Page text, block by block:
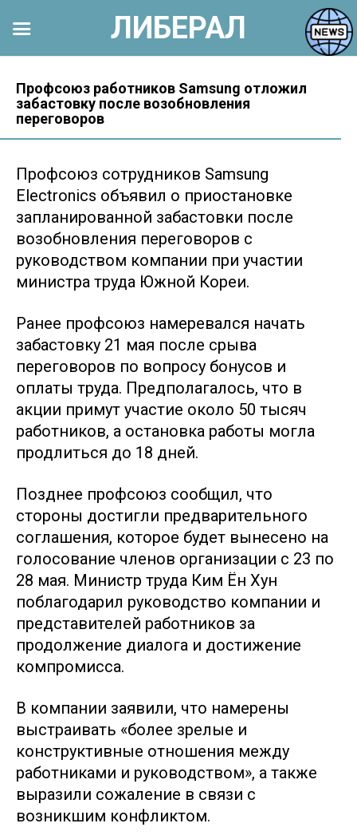
контенту
Профсоюз работников Samsung отложил
забастовку после возобновления
переговоров
Профсоюз сотрудников Samsung
Electronics объявил о приостановке
запланированной забастовки после
возобновления переговоров с
руководством компании при участии
министра труда Южной Кореи.
Ранее профсоюз намеревался начать
забастовку 21 мая после срыва
переговоров по вопросу бонусов и
оплаты труда. Предполагалось, что в
акции примут участие около 50 тысяч
работников, а остановка работы могла
продлиться до 18 дней.
Позднее профсоюз сообщил, что
стороны достигли предварительного
соглашения, которое будет вынесено на
голосование членов организации с 23 по
28 мая. Министр труда Ким Ён Хун
поблагодарил руководство компании и
представителей работников за
продолжение диалога и достижение
компромисса.
В компании заявили, что намерены
выстраивать «более зрелые и
конструктивные отношения между
работниками и руководством», а также
выразили сожаление в связи с
возникшим конфликтом.
ЛИБЕРАЛ